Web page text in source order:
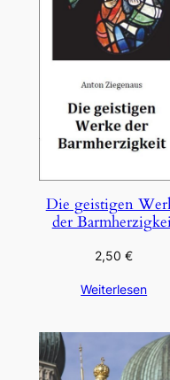
Die geistigen
der
2,50€
Weiterlesen